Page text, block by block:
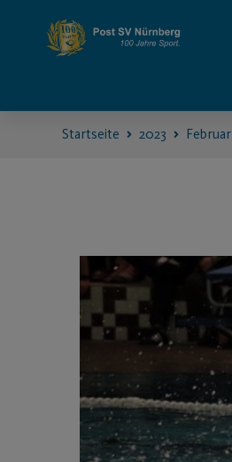
Startseite 2023 Februar